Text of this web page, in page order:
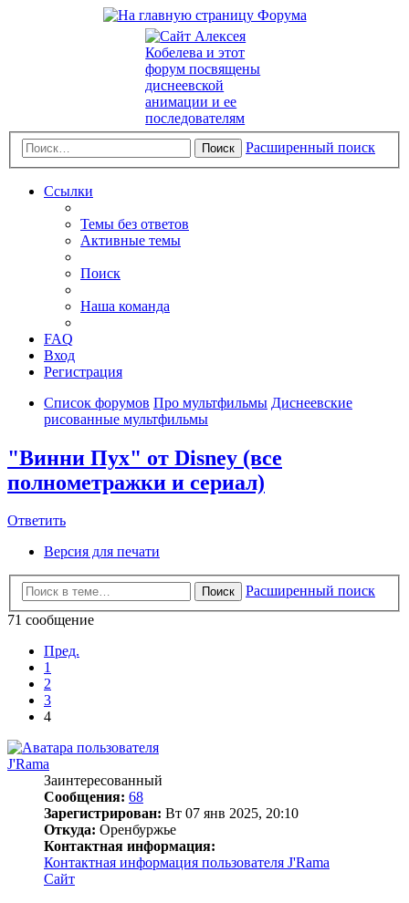
Поиск Расширенный поиск
Ссылки
Темы без ответов
Активные темы
Поиск
Наша команда
FAQ
Вход
Регистрация
Список форумов Про мультфильмы Диснеевские
рисованные мультфильмы
"Винни Пух" от Disney (все
полнометражки и сериал)
Ответить
Версия для печати
Поиск
Расширенный поиск
71 сообщение
Пред.
1
2
3
4
J'Rama
Заинтересованный
Сообщения: 68
Зарегистрирован: Вт 07 янв 2025, 20:10
Откуда: Оренбуржье
Контактная информация:
Контактная информация пользователя J'Rama
Сайт